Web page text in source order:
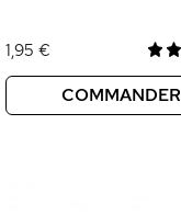
1,95 €
COMMANDER